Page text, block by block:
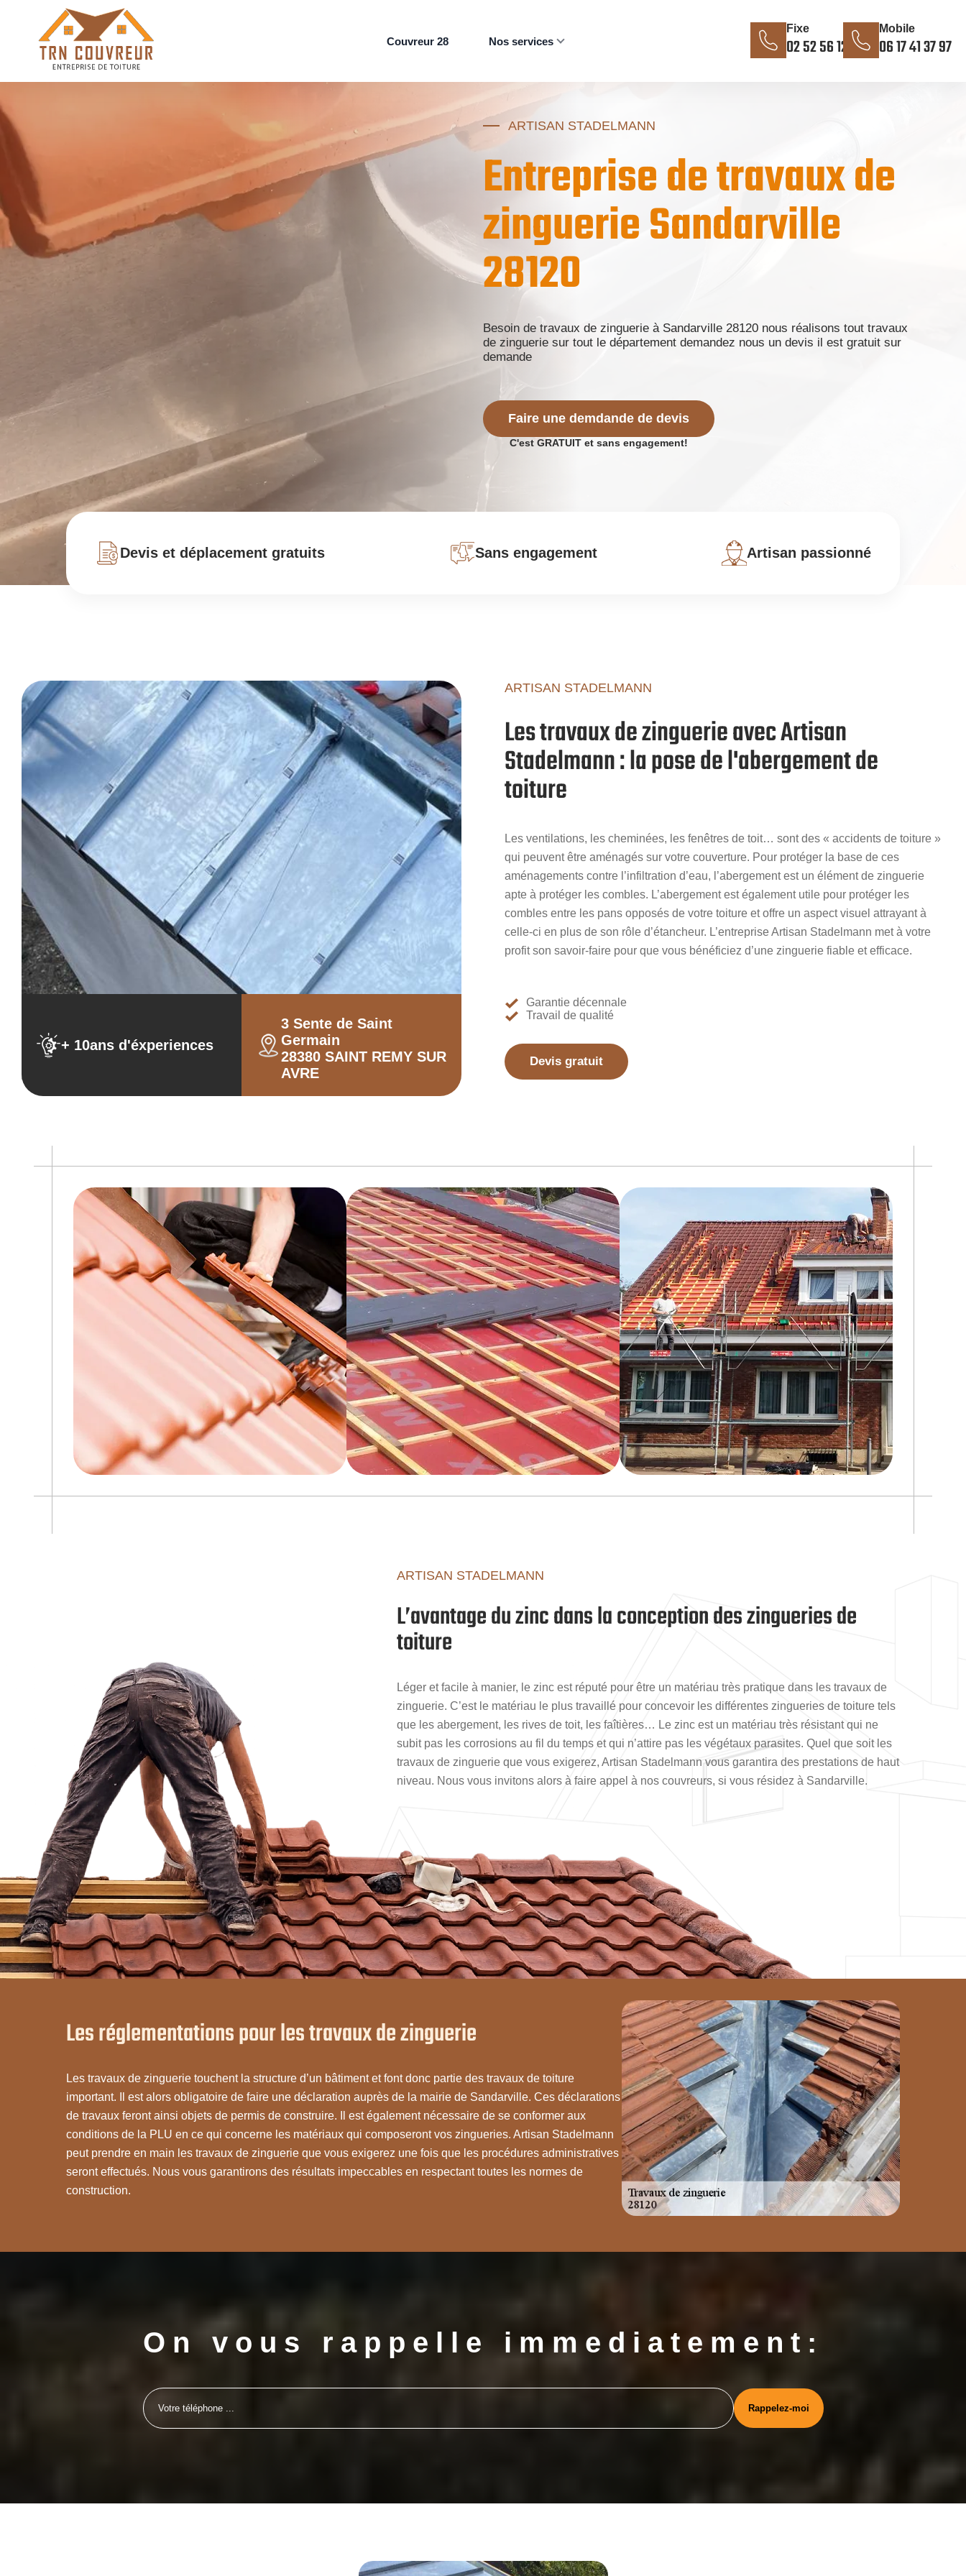
Couvreur 28 Nos services
Fixe
02 52 56 12 85
Mobile
06 17 41 37 97
ARTISAN STADELMANN
Entreprise de travaux de
zinguerie Sandarville
28120
Besoin de travaux de zinguerie à Sandarville 28120 nous réalisons tout travaux
de zinguerie sur tout le département demandez nous un devis il est gratuit sur
demande
Faire une demdande de devis
C'est GRATUIT et sans engagement!
Devis et déplacement gratuits Sans engagement Artisan passionné
+ 10ans d'éxperiences
3 Sente de Saint
Germain
28380 SAINT REMY SUR
AVRE
ARTISAN STADELMANN
Les travaux de zinguerie avec Artisan
Stadelmann : la pose de l'abergement de
toiture
Les ventilations, les cheminées, les fenêtres de toit… sont des « accidents de toiture »
qui peuvent être aménagés sur votre couverture. Pour protéger la base de ces
aménagements contre l’infiltration d’eau, l’abergement est un élément de zinguerie
apte à protéger les combles. L’abergement est également utile pour protéger les
combles entre les pans opposés de votre toiture et offre un aspect visuel attrayant à
celle-ci en plus de son rôle d’étancheur. L’entreprise Artisan Stadelmann met à votre
profit son savoir-faire pour que vous bénéficiez d’une zinguerie fiable et efficace.
Garantie décennale
Travail de qualité
Devis gratuit
ARTISAN STADELMANN
L’avantage du zinc dans la conception des zingueries de
toiture
Léger et facile à manier, le zinc est réputé pour être un matériau très pratique dans les travaux de
zinguerie. C’est le matériau le plus travaillé pour concevoir les différentes zingueries de toiture tels
que les abergement, les rives de toit, les faîtières… Le zinc est un matériau très résistant qui ne
subit pas les corrosions au fil du temps et qui n’attire pas les végétaux parasites. Quel que soit les
travaux de zinguerie que vous exigerez, Artisan Stadelmann vous garantira des prestations de haut
niveau. Nous vous invitons alors à faire appel à nos couvreurs, si vous résidez à Sandarville.
Les réglementations pour les travaux de zinguerie
Les travaux de zinguerie touchent la structure d’un bâtiment et font donc partie des travaux de toiture
important. Il est alors obligatoire de faire une déclaration auprès de la mairie de Sandarville. Ces déclarations
de travaux feront ainsi objets de permis de construire. Il est également nécessaire de se conformer aux
conditions de la PLU en ce qui concerne les matériaux qui composeront vos zingueries. Artisan Stadelmann
peut prendre en main les travaux de zinguerie que vous exigerez une fois que les procédures administratives
seront effectués. Nous vous garantirons des résultats impeccables en respectant toutes les normes de
construction.
On vous rappelle immediatement: